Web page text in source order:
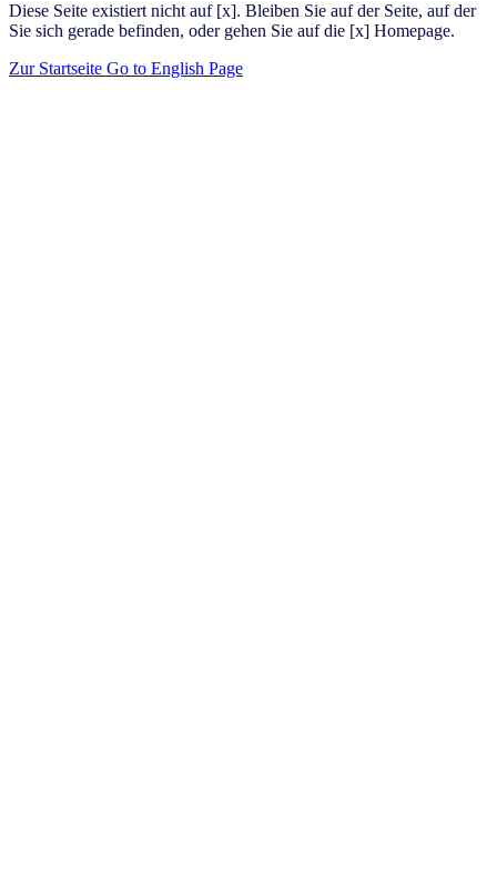
Diese Seite existiert nicht auf [x]. Bleiben Sie auf der Seite, auf der
Sie sich gerade befinden, oder gehen Sie auf die [x] Homepage.
Zur Startseite Go to English Page